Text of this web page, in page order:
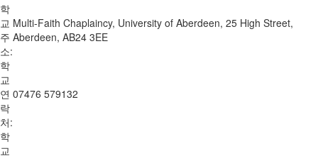
학
교
주
소:
Multi-Faith Chaplaincy, University of Aberdeen, 25 High Street,
Aberdeen, AB24 3EE
학
교
연
락
처:
07476 579132
학
교